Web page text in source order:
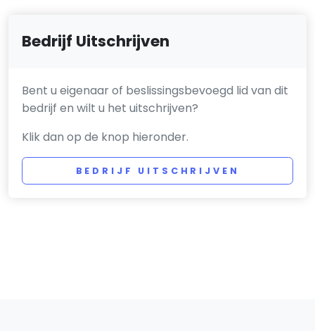
Bedrijf Uitschrijven
Bent u eigenaar of beslissingsbevoegd lid van dit
bedrijf en wilt u het uitschrijven?
Klik dan op de knop hieronder.
BEDRIJF UITSCHRIJVEN